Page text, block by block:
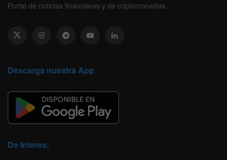
Portal de noticias financieras y de criptomonedas.
Descarga nuestra App
De Interes: